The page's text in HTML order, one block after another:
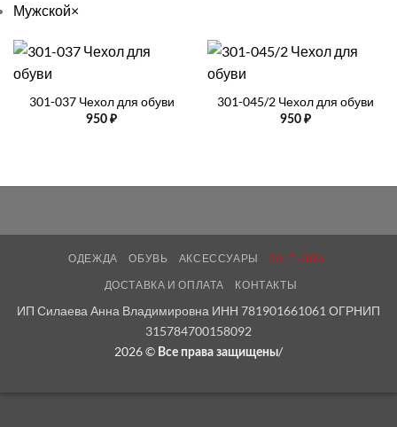
Мужской×
301-037 Чехол для обуви
950 ₽
301-045/2 Чехол для обуви
950 ₽
ОДЕЖДА ОБУВЬ АКСЕССУАРЫ
SALE -30%
ДОСТАВКА И ОПЛАТА
КОНТАКТЫ
ИП Силаева Анна Владимировна ИНН 781901661061 ОГРНИП
315784700158092
2026 © Все права защищены/